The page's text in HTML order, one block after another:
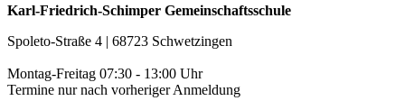
Karl-Friedrich-Schimper Gemeinschaftsschule
Spoleto-Straße 4 | 68723 Schwetzingen
Montag-Freitag 07:30 - 13:00 Uhr
Termine nur nach vorheriger Anmeldung